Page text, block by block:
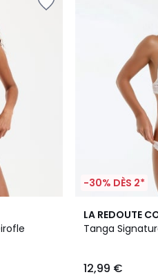
-30% DÈS 2*
LA REDOUTE
Tanga
12,99 €
4,3
/ 5
2
Couleurs